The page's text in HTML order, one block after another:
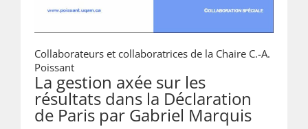
Collaborateurs et collaboratrices de la Chaire C.-A.
Poissant
La gestion axée sur les
résultats dans la Déclaration
de Paris par Gabriel Marquis